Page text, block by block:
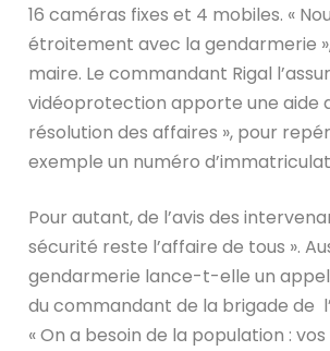
16 caméras fixes et 4 mobiles. «
étroitement avec la gendarmerie
maire. Le commandant Rigal
vidéoprotection apporte une aide
résolution des affaires », pour
exemple un numéro
Pour autant, de l’avis des
sécurité reste l’affaire de tous ».
gendarmerie lance-t-elle un
du commandant de la brigade de
« On a besoin de la population :